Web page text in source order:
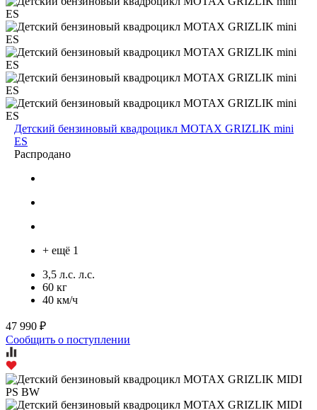
Детский бензиновый квадроцикл MOTAX GRIZLIK mini
ES
Распродано
+ ещё 1
3,5 л.с. л.с.
60 кг
40 км/ч
47 990 ₽
Сообщить о поступлении